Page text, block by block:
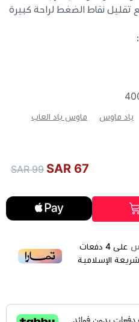
تقليل نقاط الضغط لراحة كبيرة
باد ماوس ماوس باد العاب
67 SAR
99 SAR
على 4دفعات
الإسلامية